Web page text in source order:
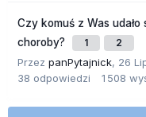
Czy komuś z Was
choroby?
1 2
Przez panPytajnick, 26
38 odpowiedzi 1 508